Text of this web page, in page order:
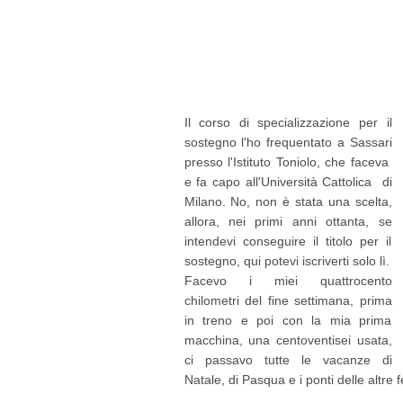
Il corso di specializzazione per il
sostegno l'ho frequentato a Sassari
presso l'Istituto Toniolo, che faceva
e fa capo all'Università Cattolica di
Milano. No, non è stata una scelta,
allora, nei primi anni ottanta, se
intendevi conseguire il titolo per il
sostegno, qui potevi iscriverti solo lì.
Facevo i miei quattrocento
chilometri del fine settimana, prima
in treno e poi con la mia prima
macchina, una centoventisei usata,
ci passavo tutte le vacanze di
Natale, di Pasqua e i ponti delle altre